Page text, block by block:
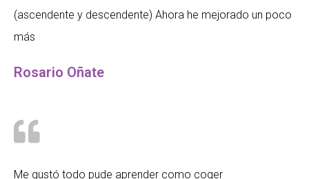
(ascendente y descendente) Ahora he mejorado un poco
más
Rosario Oñate
Me gustó todo pude aprender como coger